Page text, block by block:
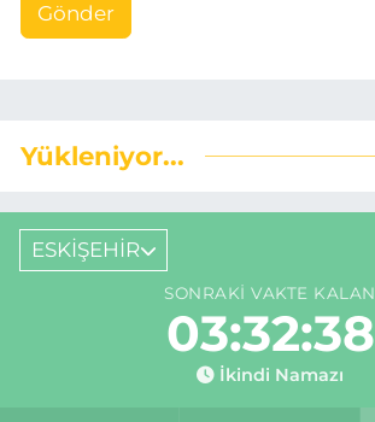
Gönder
Yükleniyor...
ESKİŞEHİR
SONRAKI VAKTE KALAN
03:32:37
İkindi Namazı